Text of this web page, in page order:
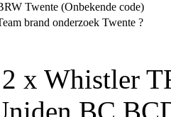
Twente (Onbekende code)
brand onderzoek Twente ?
2 x Whistler